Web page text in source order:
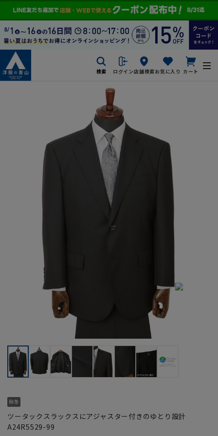
検索 ログイン店舗検索お気に入り カート
ツータックスラックスにアジャスター付きのゆとり設計
A24R5529-99